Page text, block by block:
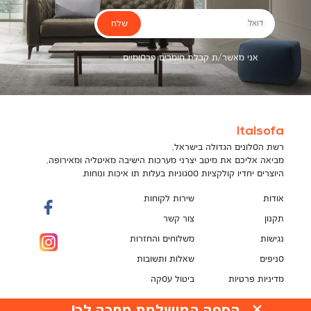
דואל
אני מאשר/ת קבלת חומרים פרסומיים
שלח
Italsofa
רשת הסלונים הגדולה בישראל,
מביאה אליכם את מיטב יצרני מערכות הישיבה מאיטליה ומאירופה,
היוצרים יחדיו קולקציות ססגוניות בעלות תו איכות ונוחות.
אודות
תקנון
נגישות
סניפים
מדיניות פרטיות
שירות לקוחות
צור קשר
משלוחים והחזרות
שאלות ותשובות
ביטול עסקה
תקנון מועדון לקוחות